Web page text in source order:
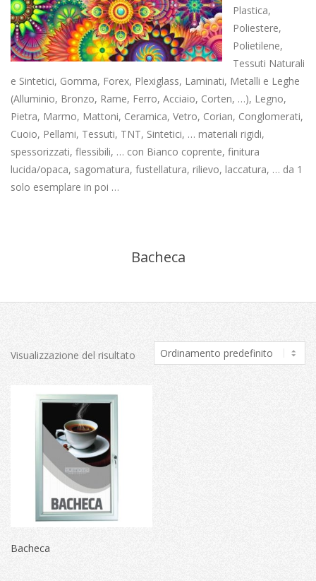
Plastica,
Poliestere,
Polietilene,
Tessuti Naturali
e Sintetici, Gomma, Forex, Plexiglass, Laminati, Metalli e Leghe
(Alluminio, Bronzo, Rame, Ferro, Acciaio, Corten, …), Legno,
Pietra, Marmo, Mattoni, Ceramica, Vetro, Corian, Conglomerati,
Cuoio, Pellami, Tessuti, TNT, Sintetici, … materiali rigidi,
spessorizzati, flessibili, … con Bianco coprente, finitura
lucida/opaca, sagomatura, fustellatura, rilievo, laccatura, … da 1
solo esemplare in poi …
Bacheca
Visualizzazione del risultato
Bacheca